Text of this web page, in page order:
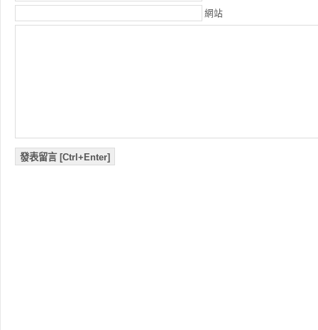
網站